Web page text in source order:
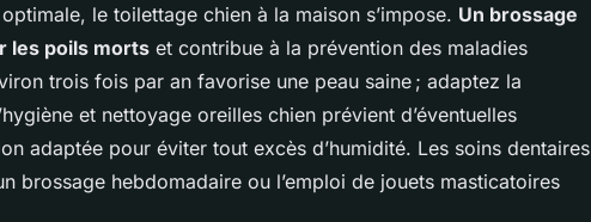
le toilettage chien à la maison s’impose. Un brossage
les poils morts et contribue à la prévention des maladies
trois fois par an favorise une peau saine ; adaptez la
et nettoyage oreilles chien prévient d’éventuelles
adaptée pour éviter tout excès d’humidité. Les soins dentaires
brossage hebdomadaire ou l’emploi de jouets masticatoires